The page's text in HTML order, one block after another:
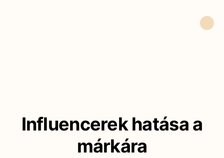
Influencerek hatása a
márkára